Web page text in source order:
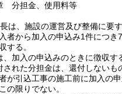
分担金、使用料等
は、施設の運営及び整備に要
者から加入の申込み1件につき
する。
、加入の申込みのときに徴収す
された分担金は、還付しないも
が引込工事の施工前に加入の
の限りでない。